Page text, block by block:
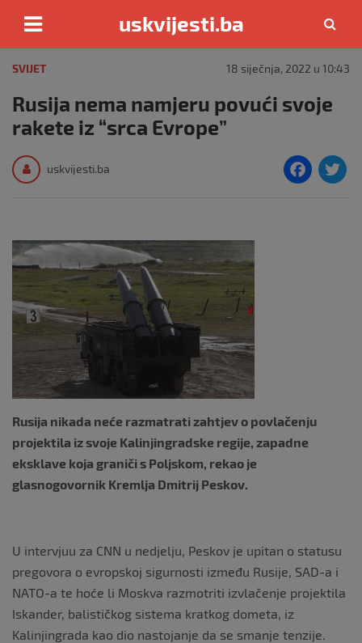
content
uskvijesti.ba
SVIJET 18 siječnja, 2022 u 10:43
Rusija nema namjeru povući svoje
rakete iz “srca Evrope”
uskvijesti.ba
F
Rusija nikada neće razmatrati zahtjev o povlačenju
projektila iz svoje Kalinjingradske regije, zapadne
eksklave koja graniči s Poljskom, rekao je
glasnogovornik Kremlja Dmitrij Peskov.
U intervjuu za CNN u nedjelju, Peskov je upitan o statusu
pregovora o evropskoj sigurnosti između Rusije, SAD-a i
NATO-a te hoće li Moskva razmotriti izvlačenje projektila
Iskander, balističkog sistema kratkog dometa, iz
Kalinjingrada kao dio nastojanje da se smanje tenzije.